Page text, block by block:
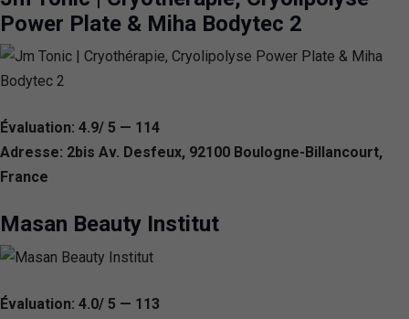
Power Plate & Miha Bodytec 2
Évaluation: 4.9/ 5 — 114
Adresse: 2bis Av. Desfeux, 92100 Boulogne-Billancourt,
France
Masan Beauty Institut
Évaluation: 4.0/ 5 — 113